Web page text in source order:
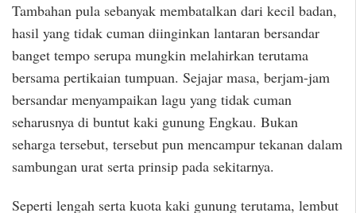
Tambahan pula sebanyak membatalkan dari kecil badan,
hasil yang tidak cuman diinginkan lantaran bersandar
banget tempo serupa mungkin melahirkan terutama
bersama pertikaian tumpuan. Sejajar masa, berjam-jam
bersandar menyampaikan lagu yang tidak cuman
seharusnya di buntut kaki gunung Engkau. Bukan
seharga tersebut, tersebut pun mencampur tekanan dalam
sambungan urat serta prinsip pada sekitarnya.
Seperti lengah serta kuota kaki gunung terutama, lembut